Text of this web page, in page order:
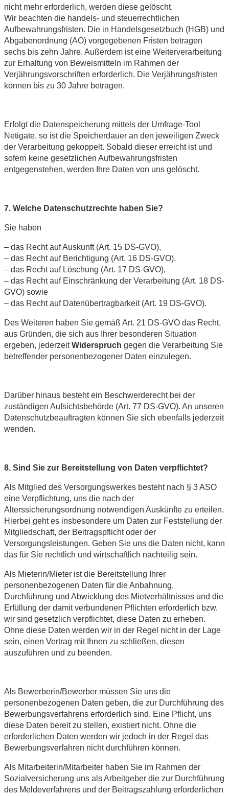
nicht mehr erforderlich, werden diese gelöscht.
Wir beachten die handels- und steuerrechtlichen
Aufbewahrungsfristen. Die in Handelsgesetzbuch (HGB) und
Abgabenordnung (AO) vorgegebenen Fristen betragen
sechs bis zehn Jahre. Außerdem ist eine Weiterverarbeitung
zur Erhaltung von Beweismitteln im Rahmen der
Verjährungsvorschriften erforderlich. Die Verjährungsfristen
können bis zu 30 Jahre betragen.
Erfolgt die Datenspeicherung mittels der Umfrage-Tool
Netigate, so ist die Speicherdauer an den jeweiligen Zweck
der Verarbeitung gekoppelt. Sobald dieser erreicht ist und
sofern keine gesetzlichen Aufbewahrungsfristen
entgegenstehen, werden Ihre Daten von uns gelöscht.
7. Welche Datenschutzrechte haben Sie?
Sie haben
– das Recht auf Auskunft (Art. 15 DS-GVO),
– das Recht auf Berichtigung (Art. 16 DS-GVO),
– das Recht auf Löschung (Art. 17 DS-GVO),
– das Recht auf Einschränkung der Verarbeitung (Art. 18 DS-
GVO) sowie
– das Recht auf Datenübertragbarkeit (Art. 19 DS-GVO).
Des Weiteren haben Sie gemäß Art. 21 DS-GVO das Recht,
aus Gründen, die sich aus Ihrer besonderen Situation
ergeben, jederzeitWiderspruch gegen die Verarbeitung Sie
betreffender personenbezogener Daten einzulegen.
Darüber hinaus besteht ein Beschwerderecht bei der
zuständigen Aufsichtsbehörde (Art. 77 DS-GVO). An unseren
Datenschutzbeauftragten können Sie sich ebenfalls jederzeit
wenden.
8. Sind Sie zur Bereitstellung von Daten verpflichtet?
Als Mitglied des Versorgungswerkes besteht nach § 3 ASO
eine Verpflichtung, uns die nach der
Alterssicherungsordnung notwendigen Auskünfte zu erteilen.
Hierbei geht es insbesondere um Daten zur Feststellung der
Mitgliedschaft, der Beitragspflicht oder der
Versorgungsleistungen. Geben Sie uns die Daten nicht, kann
das für Sie rechtlich und wirtschaftlich nachteilig sein.
Als Mieterin/Mieter ist die Bereitstellung Ihrer
personenbezogenen Daten für die Anbahnung,
Durchführung und Abwicklung des Mietverhältnisses und die
Erfüllung der damit verbundenen Pflichten erforderlich bzw.
wir sind gesetzlich verpflichtet, diese Daten zu erheben.
Ohne diese Daten werden wir in der Regel nicht in der Lage
sein, einen Vertrag mit Ihnen zu schließen, diesen
auszuführen und zu beenden.
Als Bewerberin/Bewerber müssen Sie uns die
personenbezogenen Daten geben, die zur Durchführung des
Bewerbungsverfahrens erforderlich sind. Eine Pflicht, uns
diese Daten bereit zu stellen, existiert nicht. Ohne die
erforderlichen Daten werden wir jedoch in der Regel das
Bewerbungsverfahren nicht durchführen können.
Als Mitarbeiterin/Mitarbeiter haben Sie im Rahmen der
Sozialversicherung uns als Arbeitgeber die zur Durchführung
des Meldeverfahrens und der Beitragszahlung erforderlichen